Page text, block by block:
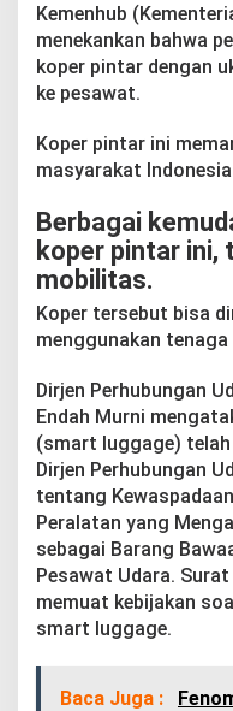
P
e
s
a
t
Kemenhub
menekankan bahwa
koper pintar dengan
ke pesawat.
Koper pintar ini
masyarakat
Berbagai
koper pintar ini,
mobilitas.
Koper tersebut bisa
menggunakan
Dirjen Perhubungan
Endah Murni
(smart luggage)
Dirjen Perhubungan
tentang
Peralatan yang
sebagai Barang
Pesawat Udara.
memuat kebijakan
smart luggage.
Baca Juga :